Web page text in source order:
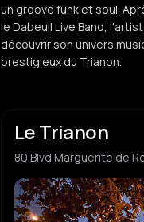
un groove funk et soul.
le Dabeull Live Band,
découvrir son univers
prestigieux du Trianon.
Le Trianon
80 Blvd Marguerite de